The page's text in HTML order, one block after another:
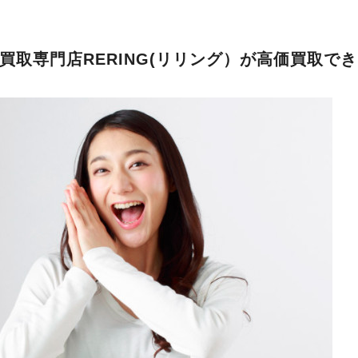
取専門店RERING(リリング）が高価買取で